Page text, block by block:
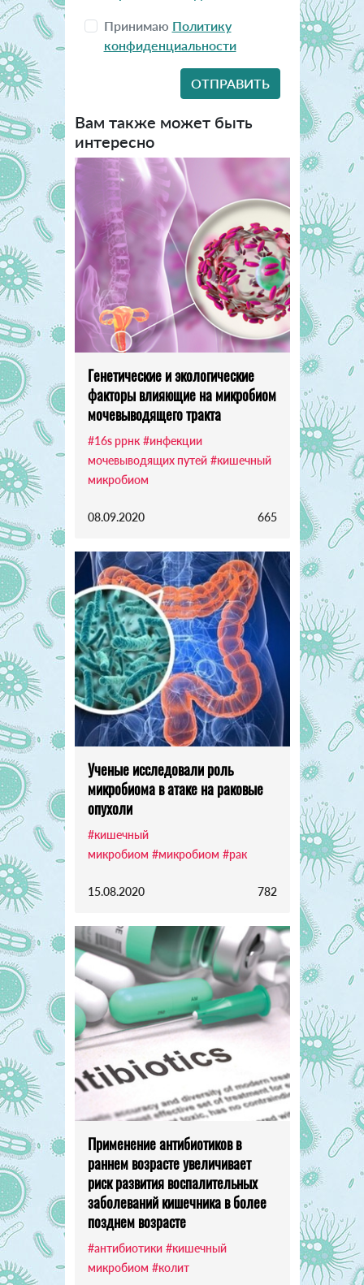
Принимаю Политику
конфиденциальности
Вам также может быть
интересно
Генетические и экологические
факторы влияющие на микробиом
мочевыводящего тракта
#16s ррнк #инфекции
мочевыводящих путей #кишечный
микробиом
08.09.2020 665
Ученые исследовали роль
микробиома в атаке на раковые
опухоли
#кишечный
микробиом #микробиом #рак
15.08.2020 782
Применение антибиотиков в
раннем возрасте увеличивает
риск развития воспалительных
заболеваний кишечника в более
позднем возрасте
#антибиотики #кишечный
микробиом #колит